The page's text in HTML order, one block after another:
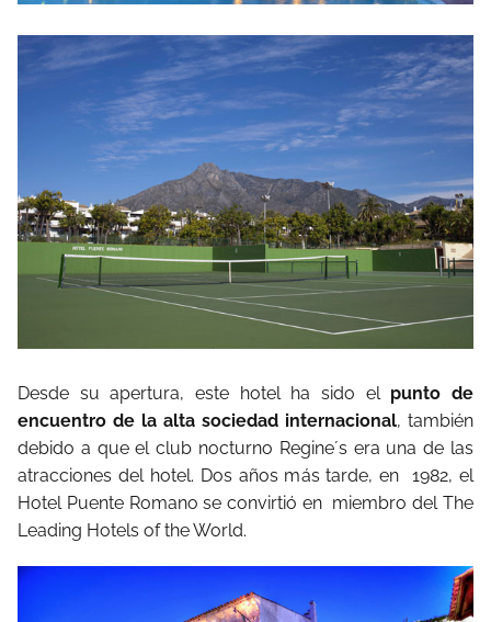
Desde su apertura, este hotel ha sido el punto de
encuentro de la alta sociedad internacional, también
debido a que el club nocturno Regine´s era una de las
atracciones del hotel. Dos años más tarde, en
1982, el
Hotel Puente Romano se convirtió en miembro del The
Leading Hotels of the World.